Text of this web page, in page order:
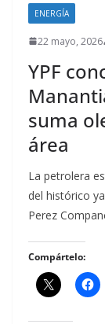
ENERGÍA
22 mayo, 2026
YPF
suma
área
La petrolera
del histórico
Perez
Compártelo: